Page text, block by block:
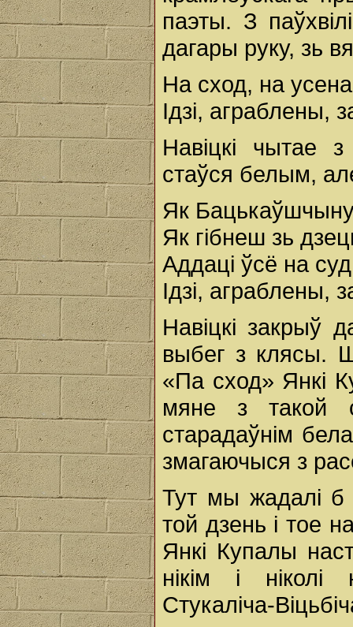
паэты. З
дагары руку, зь
На сход, на
Ідзі, аграблены,
Навіцкі чытае
стаўся белым,
Як
Як гібнеш зь
Аддаці ўсё на
Ідзі, аграблены,
Навіцкі закрыў
выбег з клясы.
«Па сход» Янкі
мяне з такой
старадаўнім
змагаючыся з
Тут мы жадалі б
той дзень i тое
Янкі Купалы
нікім i ніколі
Стукаліча-